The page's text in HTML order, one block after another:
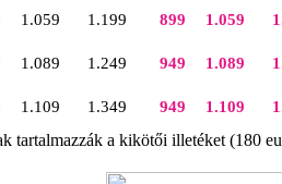
1.059 1.199 899 1.059
1.089 1.249 949 1.089
1.109 1.349 949 1.109
tartalmazzák a kikötői illetéket (180